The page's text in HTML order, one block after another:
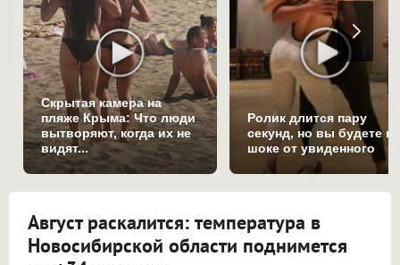
Скрытая камера на
пляже Крыма: Что люди
вытворяют, когда их не
видят...
Ролик длится пару
секунд, но вы будете в
шоке от увиденного
Август раскалится: температура в
Новосибирской области поднимется